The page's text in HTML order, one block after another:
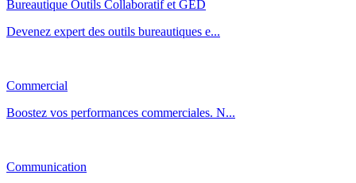
Bureautique Outils Collaboratif et GED
Devenez expert des outils bureautiques e...
Commercial
Boostez vos performances commerciales. N...
Communication